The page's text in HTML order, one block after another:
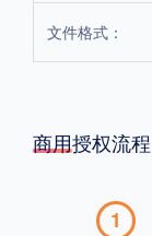
文件格式：
商用授权流程
1